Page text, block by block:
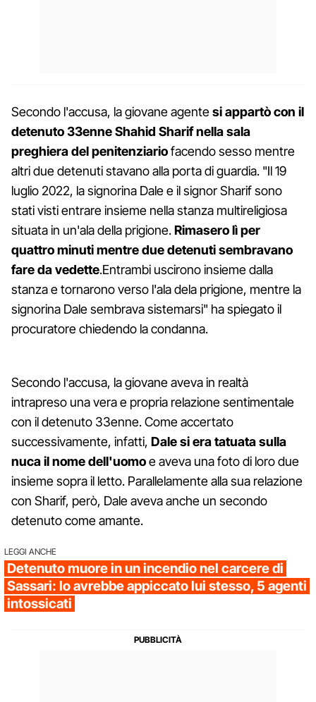
Secondo l'accusa, la giovane agentesi appartò con il
detenuto 33enne Shahid Sharif nella sala
preghiera del penitenziariofacendo sesso mentre
altri due detenuti stavano alla porta di guardia. "Il 19
luglio 2022, la signorina Dale e il signor Sharif sono
stati visti entrare insieme nella stanza multireligiosa
situata in un'ala della prigione.Rimasero lì per
quattro minuti mentre due detenuti sembravano
fare da vedette.Entrambi uscirono insieme dalla
stanza e tornarono verso l'ala dela prigione, mentre la
signorina Dale sembrava sistemarsi" ha spiegato il
procuratore chiedendo la condanna.
Secondo l'accusa, la giovane aveva in realtà
intrapreso una vera e propria relazione sentimentale
con il detenuto 33enne. Come accertato
successivamente, infatti, Dale si era tatuata sulla
nuca il nome dell'uomoe aveva una foto di loro due
insieme sopra il letto. Parallelamente alla sua relazione
con Sharif, però, Dale aveva anche un secondo
detenuto come amante.
LEGGI ANCHE
Detenuto muore in un incendio nel carcere di
Sassari: lo avrebbe appiccato lui stesso, 5 agenti
intossicati